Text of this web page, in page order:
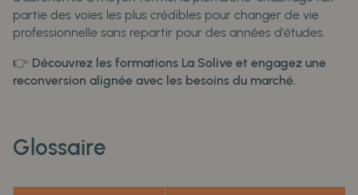
partie des voies les plus crédibles pour changer de vie
professionnelle sans repartir pour des années d'études.
👉 Découvrez les formations La Solive et engagez une
reconversion alignée avec les besoins du marché.
Glossaire